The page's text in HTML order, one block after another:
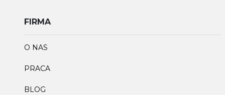
FIRMA
O NAS
PRACA
BLOG